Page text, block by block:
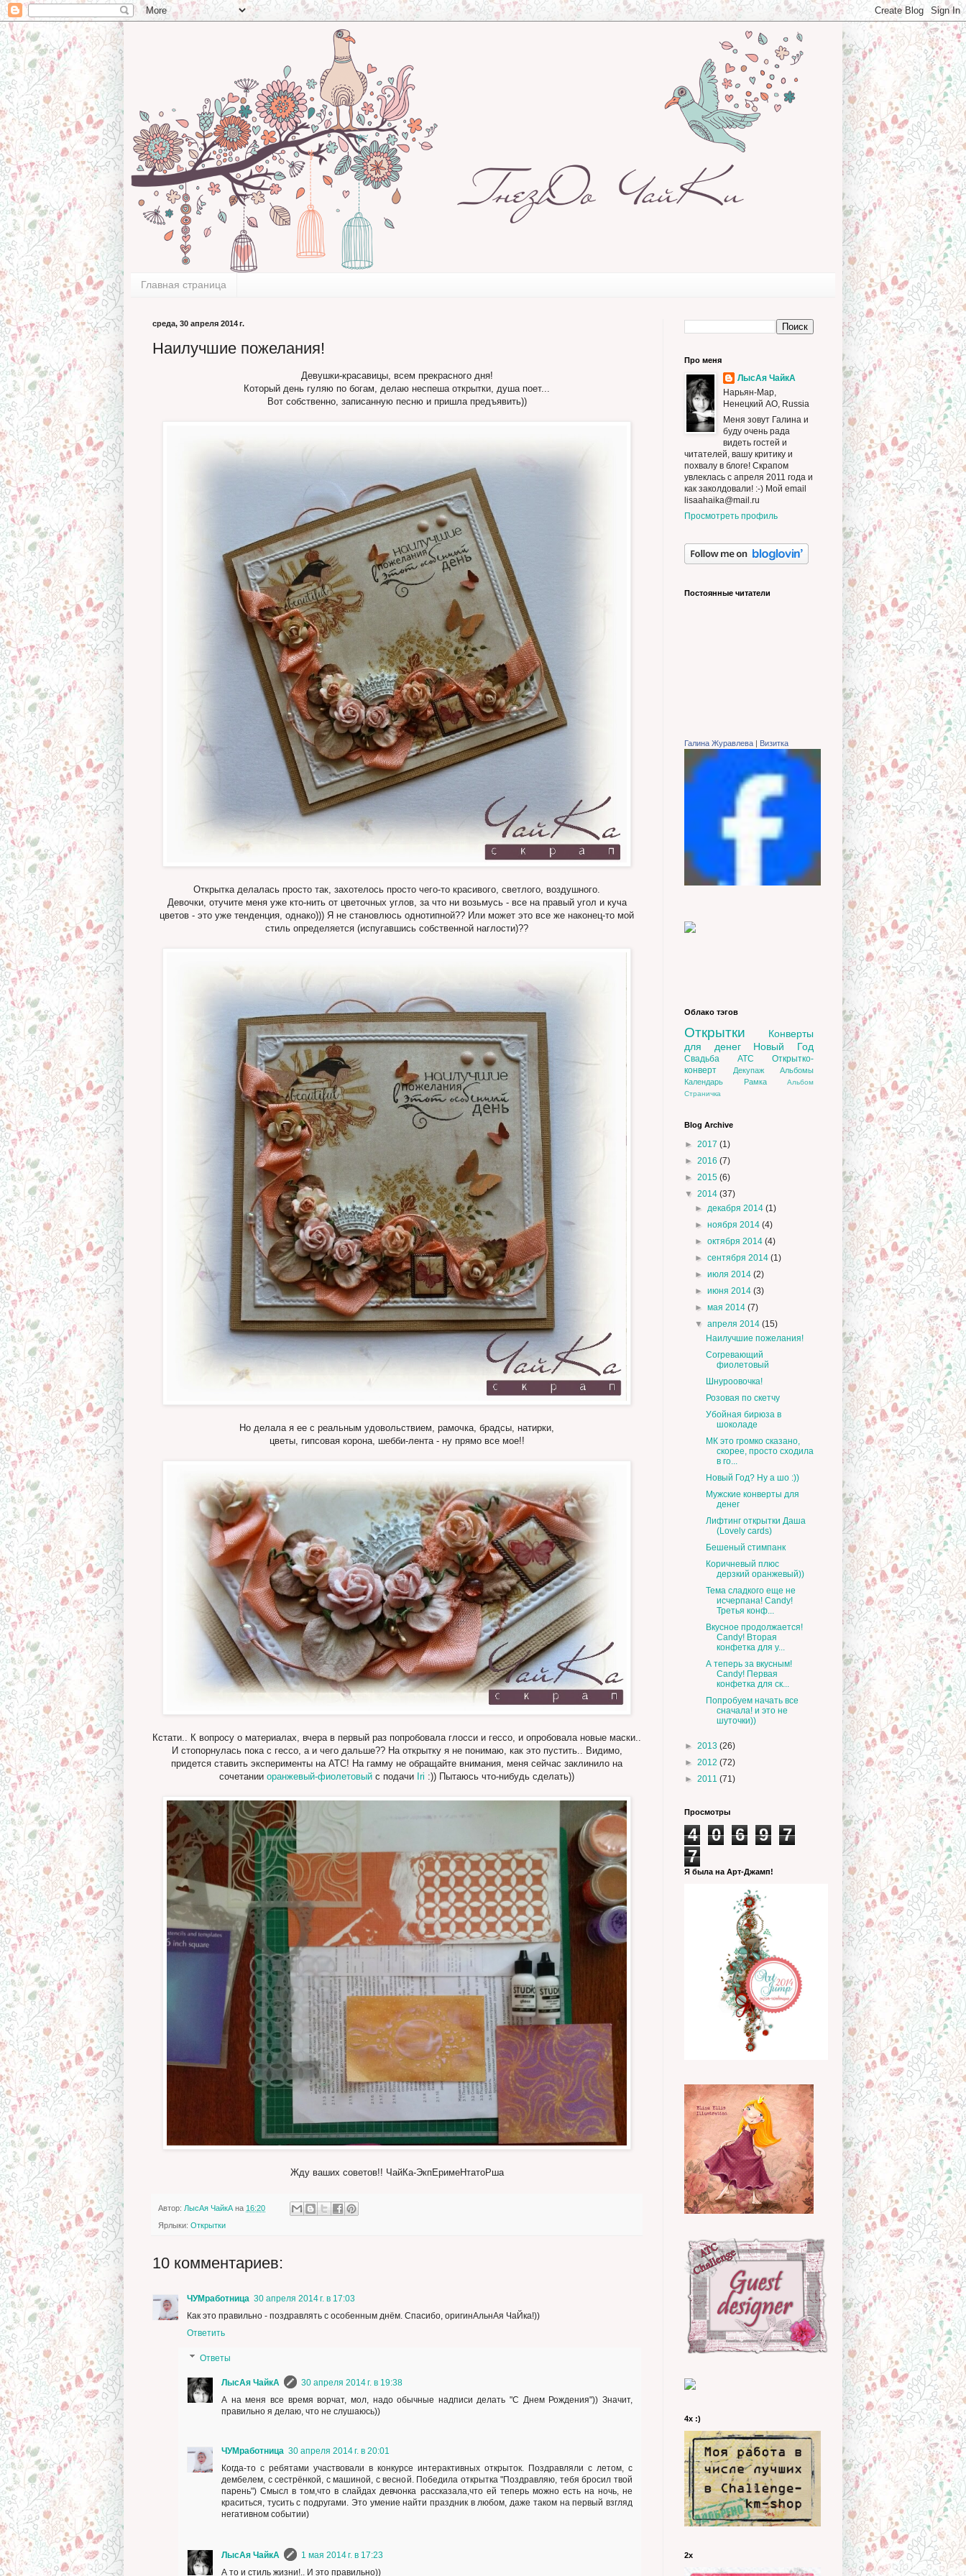
Главная страница
среда, 30 апреля 2014 г.
Наилучшие пожелания!
Девушки-красавицы, всем прекрасного дня!
Который день гуляю по богам, делаю неспеша открытки, душа поет...
Вот собственно, записанную песню и пришла предъявить))
Открытка делалась просто так, захотелось просто чего-то красивого, светлого, воздушного.
Девочки, отучите меня уже кто-нить от цветочных углов, за что ни возьмусь - все на правый угол и куча
цветов - это уже тенденция, однако))) Я не становлюсь однотипной?? Или может это все же наконец-то мой
стиль определяется (испугавшись собственной наглости)??
Но делала я ее с реальным удовольствием, рамочка, брадсы, натирки,
цветы, гипсовая корона, шебби-лента - ну прямо все мое!!
Кстати.. К вопросу о материалах, вчера в первый раз попробовала глосси и гессо, и опробовала новые маски..
И стопорнулась пока с гессо, а и чего дальше?? На открытку я не понимаю, как это пустить.. Видимо,
придется ставить эксперименты на АТС! На гамму не обращайте внимания, меня сейчас заклинило на
сочетании оранжевый-фиолетовый с подачи Iri :)) Пытаюсь что-нибудь сделать))
Жду ваших советов!! ЧайКа-ЭкпЕримеНтатоРша
Автор: ЛысАя ЧайкА на 16:20
Ярлыки: Открытки
10 комментариев:
ЧУМработница 30 апреля 2014 г. в 17:03
Как это правильно - поздравлять с особенным днём. Спасибо, оригинАльнАя ЧаЙка!))
Ответить
Ответы
ЛысАя ЧайкА
30 апреля 2014 г. в 19:38
А на меня все время ворчат, мол, надо обычные надписи делать "С Днем Рождения")) Значит,
правильно я делаю, что не слушаюсь))
ЧУМработница 30 апреля 2014 г. в 20:01
Когда-то с ребятами участвовали в конкурсе интерактивных открыток. Поздравляли с летом, с
дембелем, с сестрёнкой, с машиной, с весной. Победила открытка "Поздравляю, тебя бросил твой
парень") Смысл в том,что в слайдах девчонка рассказала,что ей теперь можно есть на ночь, не
краситься, тусить с подругами. Это умение найти праздник в любом, даже таком на первый взгляд
негативном событии)
ЛысАя ЧайкА
1 мая 2014 г. в 17:23
А то и стиль жизни!.. И это правильно))
Про меня
ЛысАя ЧайкА
Нарьян-Мар,
Ненецкий АО, Russia
Меня зовут Галина и
буду очень рада
видеть гостей и
читателей, вашу критику и
похвалу в блоге! Скрапом
увлеклась c апреля 2011 года и
как заколдовали! :-) Мой email
lisaahaika@mail.ru
Просмотреть профиль
Постоянные читатели
Галина Журавлева | Визитка
Облако тэгов
Открытки
Конверты
для денег
Новый Год
Свадьба АТС
Открытко-
конверт
Декупаж
Альбомы
Календарь
Рамка
Альбом
Страничка
Blog Archive
► 2017 (1)
► 2016 (7)
► 2015 (6)
▼ 2014 (37)
► декабря 2014(1)
►ноября 2014(4)
►октября 2014(4)
►сентября 2014(1)
►июля 2014(2)
►июня 2014(3)
►мая 2014(7)
▼апреля 2014(15)
Наилучшие пожелания!
Согревающий
фиолетовый
Шнуроовочка!
Розовая по скетчу
Убойная бирюза в
шоколаде
МК это громко сказано,
скорее, просто сходила
в го...
Новый Год? Ну а шо :))
Мужские конверты для
денег
Лифтинг открытки Даша
(Lovely cards)
Бешеный стимпанк
Коричневый плюс
дерзкий оранжевый))
Тема сладкого еще не
исчерпана! Candy!
Третья конф...
Вкусное продолжается!
Candy! Вторая
конфетка для у...
А теперь за вкусным!
Candy! Первая
конфетка для ск...
Попробуем начать все
сначала! и это не
шуточки))
► 2013 (26)
► 2012 (72)
► 2011 (71)
Просмотры
4 0 6 9
7
7
Я была на Арт-Джамп!
4х :)
2х